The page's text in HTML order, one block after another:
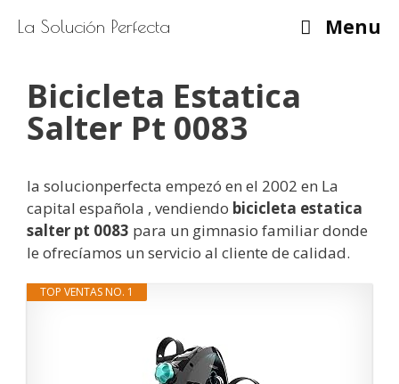
La Solución Perfecta Menu
Bicicleta Estatica
Salter Pt 0083
la solucionperfecta empezó en el 2002 en La
capital española , vendiendo bicicleta estatica
salter pt 0083 para un gimnasio familiar donde
le ofrecíamos un servicio al cliente de calidad.
TOP VENTAS NO. 1